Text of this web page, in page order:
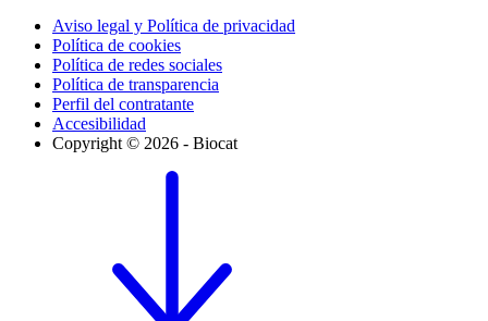
Aviso legal y Política de privacidad
Política de cookies
Política de redes sociales
Política de transparencia
Perfil del contratante
Accesibilidad
Copyright © 2026 - Biocat